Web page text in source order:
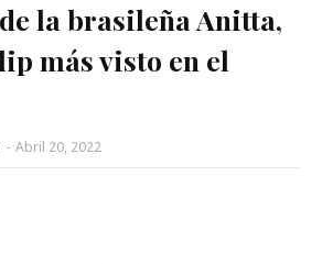
la brasileña Anitta,
más visto en el
- Abril 20, 2022